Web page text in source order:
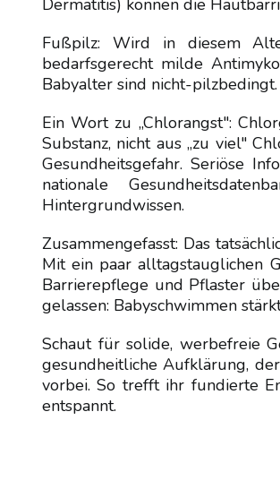
Dermatitis) können die
Fußpilz: Wird in diesem
bedarfsgerecht milde
Babyalter sind nicht-pilzbedingt.
Ein Wort zu „Chlorangst":
Substanz, nicht aus „zu viel"
Gesundheitsgefahr. Seriöse
nationale
Hintergrundwissen.
Zusammengefasst: Das
Mit ein paar alltagstauglichen
Barrierepflege und Pflaster
gelassen: Babyschwimmen
Schaut für solide, werbefreie
gesundheitliche Aufklärung,
vorbei. So trefft ihr fundierte
entspannt.